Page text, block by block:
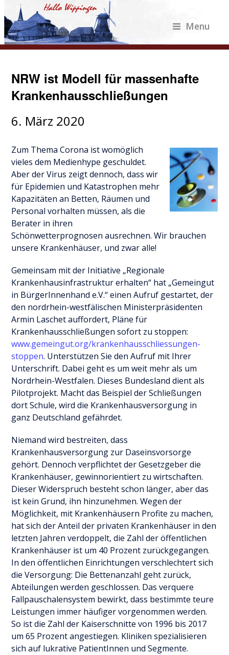
Menu
NRW ist Modell für massenhafte
Krankenhausschließungen
6. März 2020
Zum Thema Corona ist womöglich
vieles dem Medienhype geschuldet.
Aber der Virus zeigt dennoch, dass wir
für Epidemien und Katastrophen mehr
Kapazitäten an Betten, Räumen und
Personal vorhalten müssen, als die
Berater in ihren
Schönwetterprognosen ausrechnen. Wir brauchen
unsere Krankenhäuser, und zwar alle!
Gemeinsam mit der Initiative „Regionale
Krankenhausinfrastruktur erhalten“ hat „Gemeingut
in BürgerInnenhand e.V.“ einen Aufruf gestartet, der
den nordrhein-westfälischen Ministerpräsidenten
Armin Laschet auffordert, Pläne für
Krankenhausschließungen sofort zu stoppen:
www.gemeingut.org/krankenhausschliessungen-
stoppen. Unterstützen Sie den Aufruf mit Ihrer
Unterschrift. Dabei geht es um weit mehr als um
Nordrhein-Westfalen. Dieses Bundesland dient als
Pilotprojekt. Macht das Beispiel der Schließungen
dort Schule, wird die Krankenhausversorgung in
ganz Deutschland gefährdet.
Niemand wird bestreiten, dass
Krankenhausversorgung zur Daseinsvorsorge
gehört. Dennoch verpflichtet der Gesetzgeber die
Krankenhäuser, gewinnorientiert zu wirtschaften.
Dieser Widerspruch besteht schon länger, aber das
ist kein Grund, ihn hinzunehmen. Wegen der
Möglichkeit, mit Krankenhäusern Profite zu machen,
hat sich der Anteil der privaten Krankenhäuser in den
letzten Jahren verdoppelt, die Zahl der öffentlichen
Krankenhäuser ist um 40 Prozent zurückgegangen.
In den öffentlichen Einrichtungen verschlechtert sich
die Versorgung: Die Bettenanzahl geht zurück,
Abteilungen werden geschlossen. Das verquere
Fallpauschalensystem bewirkt, dass bestimmte teure
Leistungen immer häufiger vorgenommen werden.
So ist die Zahl der Kaiserschnitte von 1996 bis 2017
um 65 Prozent angestiegen. Kliniken spezialisieren
sich auf lukrative PatientInnen und Segmente.